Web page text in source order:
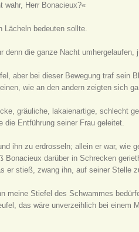
Herr Bonacieux?«
Lächeln bedeuten sollte.
die ganze Nacht
aber bei dieser Bewegung traf
wie an den andern zeigten sich
gräuliche, lakaienartige, schlecht
die Entführung seiner Frau geleitet.
ihn zu erdrosseln; allein er war,
darüber in Schrecken
er stieß, zwang ihn, auf seiner Stelle
meine Stiefel des Schwammes
das wäre unverzeihlich bei einem